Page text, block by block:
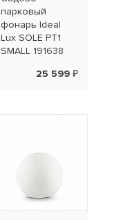
парковый
фонарь Ideal
Lux SOLE PT1
SMALL 191638
25 599 ₽